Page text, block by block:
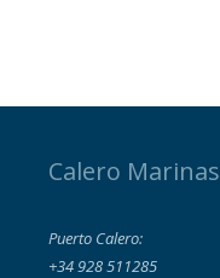
Calero Marinas
Puerto Calero:
+34 928 511285